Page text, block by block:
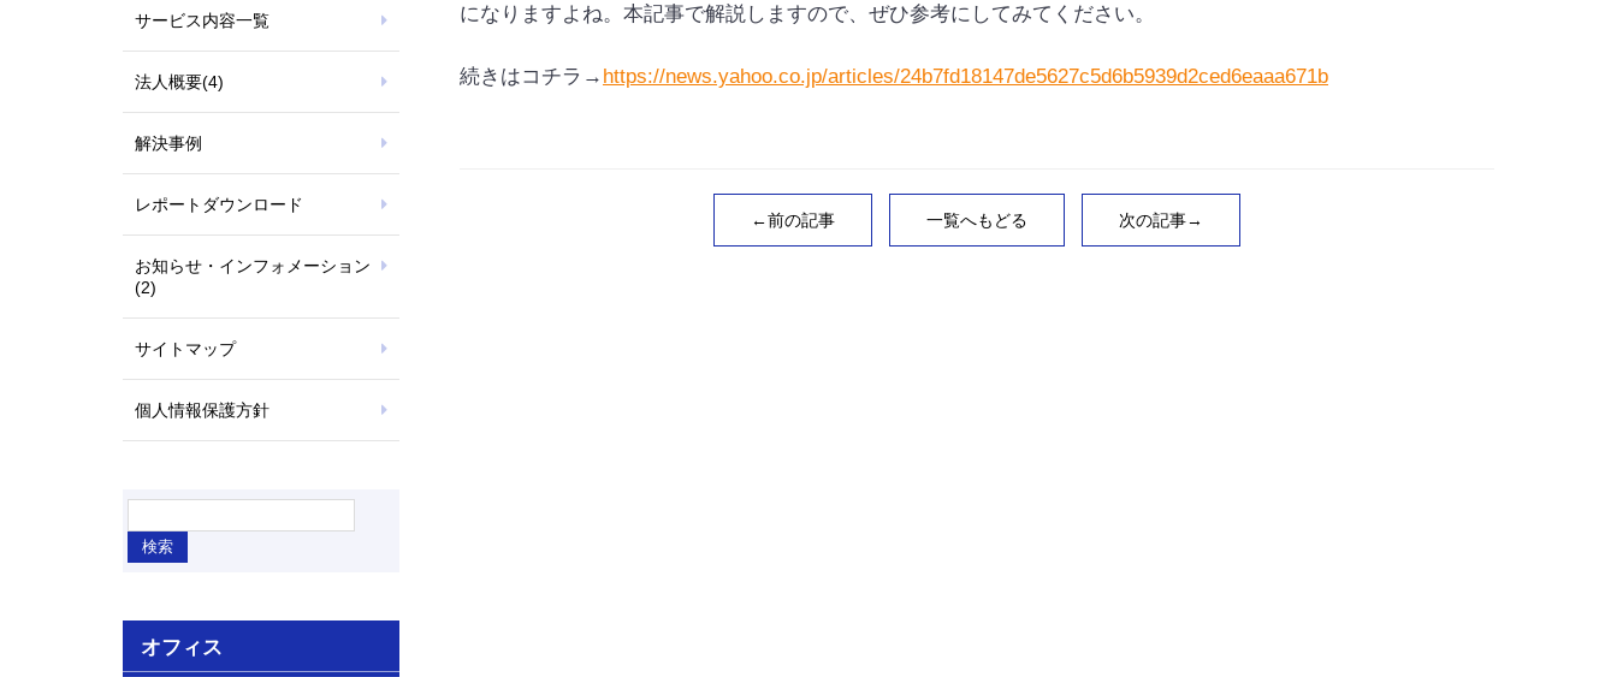
になりますよね。本記事で解説しますので、ぜひ参考にしてみてください。
続きはコチラ→ https://news.yahoo.co.jp/articles/24b7fd18147de5627c5d6b5939d2ced6eaaa671b
←前の記事 一覧へもどる 次の記事→
サービス内容一覧
法人概要(4)
解決事例
レポートダウンロード
お知らせ・インフォメーション
(2)
サイトマップ
個人情報保護方針
オフィス